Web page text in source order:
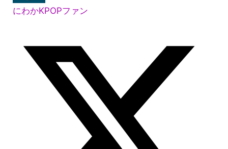
にわかKPOPファン